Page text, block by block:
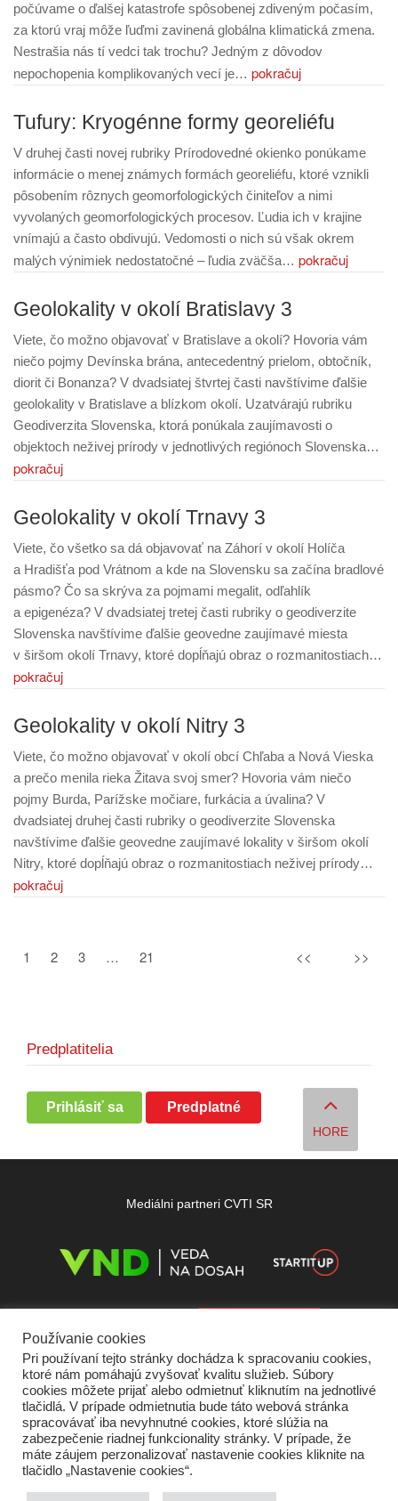
počúvame o ďalšej katastrofe spôsobenej zdiveným počasím,
za ktorú vraj môže ľuďmi zavinená globálna klimatická zmena.
Nestrašia nás tí vedci tak trochu? Jedným z dôvodov
nepochopenia komplikovaných vecí je… pokračuj
Tufury: Kryogénne formy georeliéfu
V druhej časti novej rubriky Prírodovedné okienko ponúkame
informácie o menej známych formách georeliéfu, ktoré vznikli
pôsobením rôznych geomorfologických činiteľov a nimi
vyvolaných geomorfologických procesov. Ľudia ich v krajine
vnímajú a často obdivujú. Vedomosti o nich sú však okrem
malých výnimiek nedostatočné – ľudia zväčša… pokračuj
Geolokality v okolí Bratislavy 3
Viete, čo možno objavovať v Bratislave a okolí? Hovoria vám
niečo pojmy Devínska brána, antecedentný prielom, obtočník,
diorit či Bonanza? V dvadsiatej štvrtej časti navštívime ďalšie
geolokality v Bratislave a blízkom okolí. Uzatvárajú rubriku
Geodiverzita Slovenska, ktorá ponúkala zaujímavosti o
objektoch neživej prírody v jednotlivých regiónoch Slovenska…
pokračuj
Geolokality v okolí Trnavy 3
Viete, čo všetko sa dá objavovať na Záhorí v okolí Holíča
a Hradišťa pod Vrátnom a kde na Slovensku sa začína bradlové
pásmo? Čo sa skrýva za pojmami megalit, odľahlík
a epigenéza? V dvadsiatej tretej časti rubriky o geodiverzite
Slovenska navštívime ďalšie geovedne zaujímavé miesta
v širšom okolí Trnavy, ktoré dopĺňajú obraz o rozmanitostiach…
pokračuj
Geolokality v okolí Nitry 3
Viete, čo možno objavovať v okolí obcí Chľaba a Nová Vieska
a prečo menila rieka Žitava svoj smer? Hovoria vám niečo
pojmy Burda, Parížske močiare, furkácia a úvalina? V
dvadsiatej druhej časti rubriky o geodiverzite Slovenska
navštívime ďalšie geovedne zaujímavé lokality v širšom okolí
Nitry, ktoré dopĺňajú obraz o rozmanitostiach neživej prírody…
pokračuj
<<
1 2 3 … 21 >>
Predplatitelia
Prihlásiť sa Predplatné
HORE
Mediálni partneri CVTI SR
Domov O nás Kontakt Vydavateľ
Podmienky používania
Ochrana súkromia Štatút súťaží
Používanie cookies
Pri používaní tejto stránky dochádza k spracovaniu cookies,
ktoré nám pomáhajú zvyšovať kvalitu služieb. Súbory
cookies môžete prijať alebo odmietnuť kliknutím na jednotlivé
tlačidlá. V prípade odmietnutia bude táto webová stránka
spracovávať iba nevyhnutné cookies, ktoré slúžia na
zabezpečenie riadnej funkcionality stránky. V prípade, že
máte záujem perzonalizovať nastavenie cookies kliknite na
tlačidlo „Nastavenie cookies“.